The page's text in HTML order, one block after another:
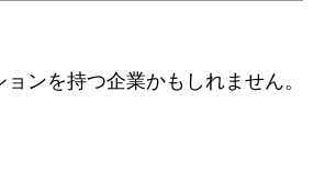
ンを持つ企業かもしれません。